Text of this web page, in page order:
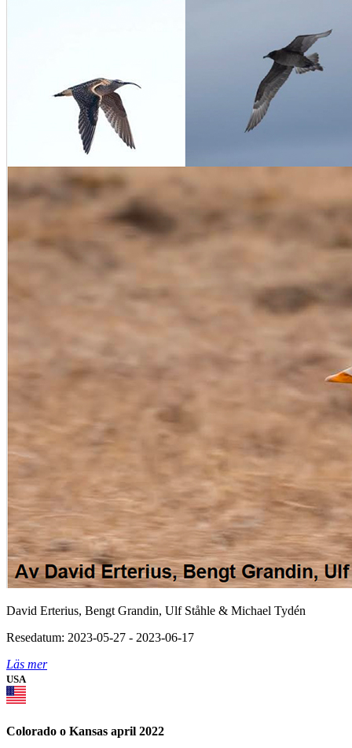
David Erterius, Bengt Grandin, Ulf Ståhle & Michael Tydén
Resedatum: 2023-05-27 - 2023-06-17
Läs mer
USA
Colorado o Kansas april 2022